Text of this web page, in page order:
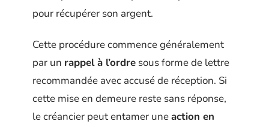
pour récupérer son argent.
Cette procédure commence généralement
par un rappel à l’ordre sous forme de lettre
recommandée avec accusé de réception. Si
cette mise en demeure reste sans réponse,
le créancier peut entamer uneaction en